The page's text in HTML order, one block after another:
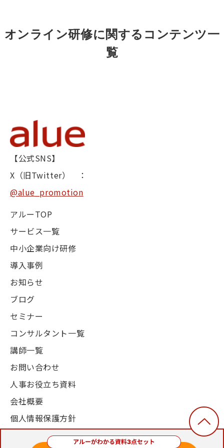
オンライン研修に関するコンテンツ一
覧
【公式SNS】
X（旧Twitter） ：
@alue_promotion
アルーTOP
サービス一覧
中小企業向け研修
導入事例
お知らせ
ブログ
セミナー
コンサルタント一覧
講師一覧
お問い合わせ
人事お役立ち資料
会社概要
個人情報保護方針